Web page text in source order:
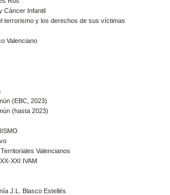
Cáncer Infantil
terrorismo y los derechos de sus víctimas
Valenciano
(EBC, 2023)
(hasta 2023)
Valencianos
XXI IVAM
J.L. Blasco Estellés